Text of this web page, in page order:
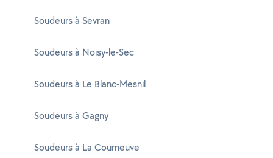
Soudeurs à Sevran
Soudeurs à Noisy-le-Sec
Soudeurs à Le Blanc-Mesnil
Soudeurs à Gagny
Soudeurs à La Courneuve